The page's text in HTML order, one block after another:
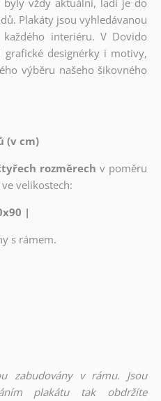
byly vždy aktuální, ladí je do
Plakáty jsou vyhledávanou
interiéru. V Dovido
designérky i motivy,
výběru našeho šikovného
(v cm)
rozměrech v poměru
velikostech:
|
s rámem.
zabudovány v rámu. Jsou
plakátu tak obdržíte